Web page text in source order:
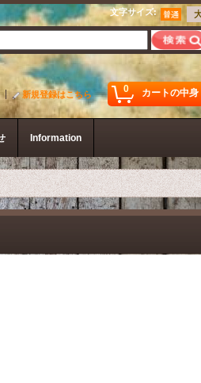
文字サイズ:
0 カートの中身
新規登録はこちら
Information